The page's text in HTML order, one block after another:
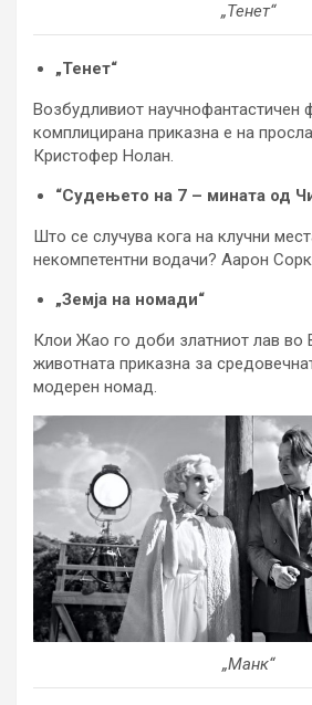
„Тенет“
„Тенет“
Возбудливиот научнофантастичен
комплицирана приказна е на
Кристофер Нолан.
“Судењето на 7 – мината од
Што се случува кога на клучни
некомпетентни водачи? Аарон
„Земја на номади“
Клои Жао го доби златниот лав во
животната приказна за
модерен номад.
„Манк“